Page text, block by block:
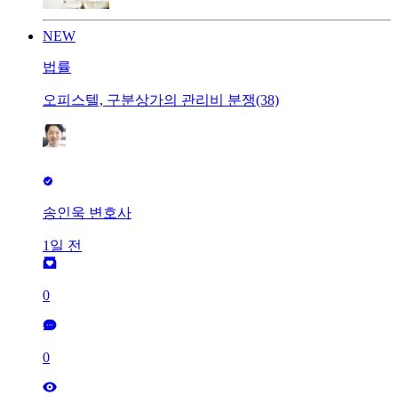
NEW
법률
오피스텔, 구분상가의 관리비 분쟁(38)
송인욱 변호사
1일 전
0
0